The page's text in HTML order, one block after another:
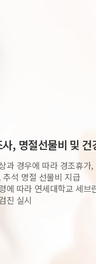
, 명절선물비 및 건
과 경우에 따라 경조휴가
추석 명절 선물비 지급
에 따라 연세대학교 세브
진 실시